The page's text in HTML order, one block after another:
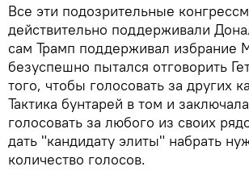
Все эти подозрительные
действительно поддерживали
сам Трамп поддерживал избрание
безуспешно пытался отговорить
того, чтобы голосовать за других
Тактика бунтарей в том и
голосовать за любого из своих
дать "кандидату элиты" набрать
количество голосов.